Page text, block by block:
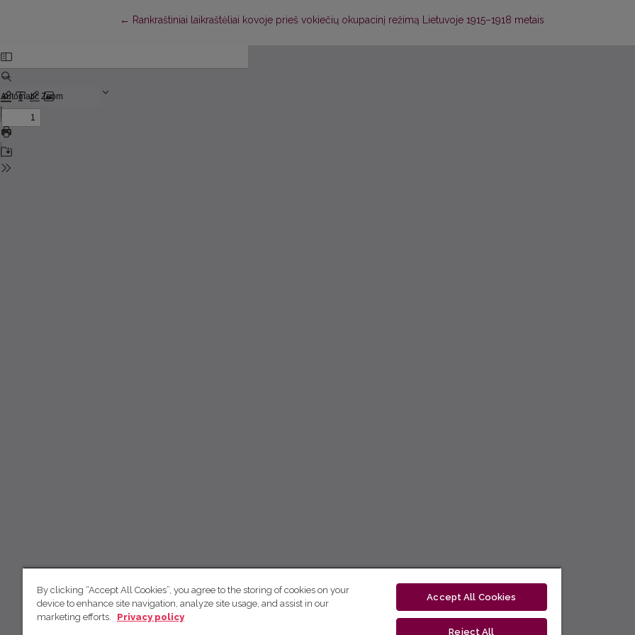
← Return to Article Details
Rankraštiniai laikraštėliai kovoje prieš vokiečių okupacinį režimą Lietuvoje 1915–1918 metais
By clicking “Accept All Cookies”, you agree to the storing of cookies on your
device to enhance site navigation, analyze site usage, and assist in our
marketing efforts.
Privacy policy
Accept All Cookies
Reject All